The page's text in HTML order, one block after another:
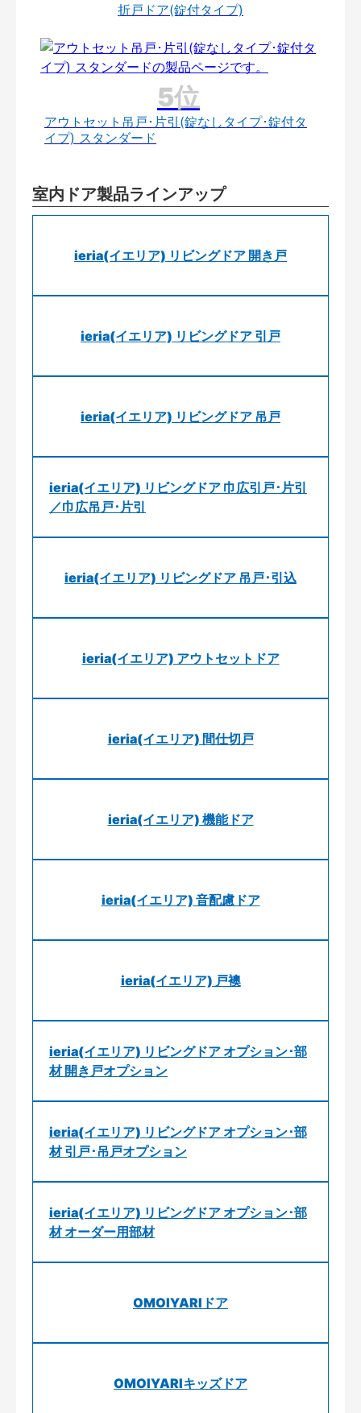
折戸ドア(錠付タイプ)
アウトセット吊戸･片引(錠なしタイプ･錠付タ
イプ) スタンダード
室内ドア製品ラインアップ
ieria(イエリア) リビングドア 開き戸
ieria(イエリア) リビングドア 引戸
ieria(イエリア) リビングドア 吊戸
ieria(イエリア) リビングドア 巾広引戸･片引
／巾広吊戸･片引
ieria(イエリア) リビングドア 吊戸･引込
ieria(イエリア) アウトセットドア
ieria(イエリア) 間仕切戸
ieria(イエリア) 機能ドア
ieria(イエリア) 音配慮ドア
ieria(イエリア) 戸襖
ieria(イエリア) リビングドア オプション･部
材 開き戸オプション
ieria(イエリア) リビングドア オプション･部
材 引戸･吊戸オプション
ieria(イエリア) リビングドア オプション･部
材 オーダー用部材
OMOIYARIドア
OMOIYARIキッズドア